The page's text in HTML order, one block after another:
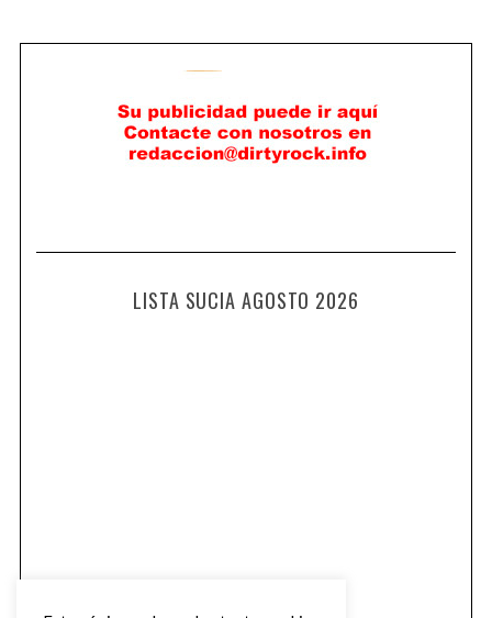
LISTA SUCIA AGOSTO 2026